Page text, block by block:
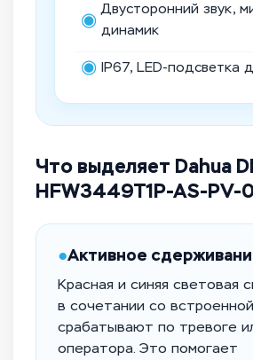
◉ Двусторонний звук,
динамик
◉ IP67, LED-подсветка
Что выделяет Dahua
HFW3449T1P-AS-PV-
●Активное
Красная и синяя световая
в сочетании со
срабатывают по тревоге
оператора. Это помогает